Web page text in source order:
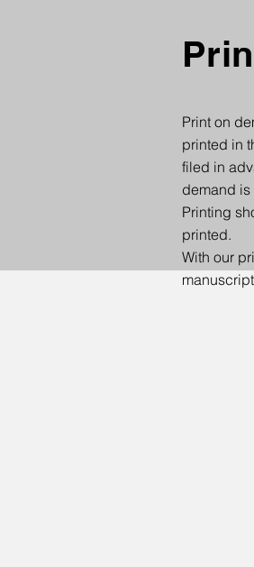
Print on
printed in
filed in
demand is
Printing
printed.
With our